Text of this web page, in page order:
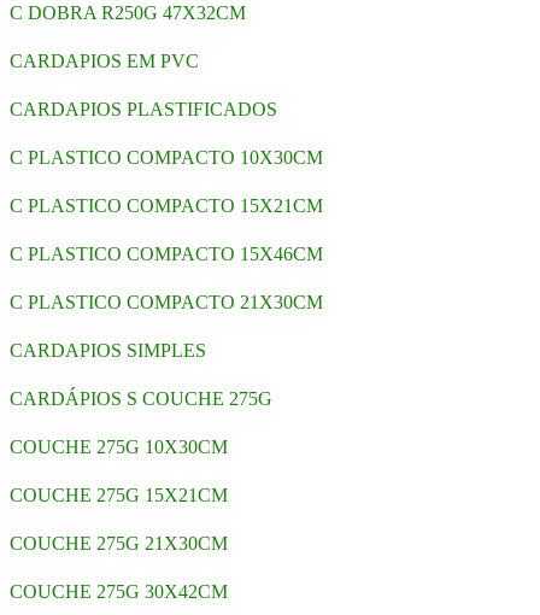
C DOBRA R250G 47X32CM
CARDAPIOS EM PVC
CARDAPIOS PLASTIFICADOS
C PLASTICO COMPACTO 10X30CM
C PLASTICO COMPACTO 15X21CM
C PLASTICO COMPACTO 15X46CM
C PLASTICO COMPACTO 21X30CM
CARDAPIOS SIMPLES
CARDÁPIOS S COUCHE 275G
COUCHE 275G 10X30CM
COUCHE 275G 15X21CM
COUCHE 275G 21X30CM
COUCHE 275G 30X42CM